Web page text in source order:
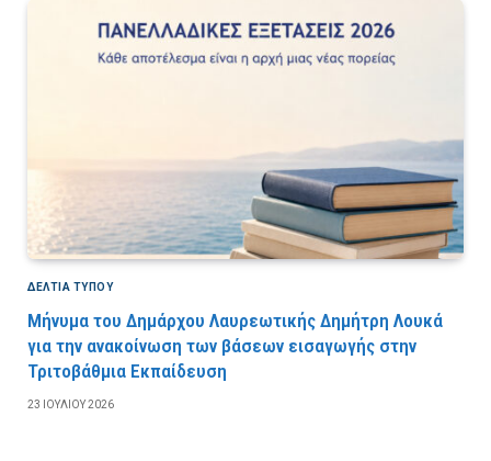
ΔΕΛΤΙΑ ΤΥΠΟΥ
Μήνυμα του Δημάρχου Λαυρεωτικής Δημήτρη Λουκά
για την ανακοίνωση των βάσεων εισαγωγής στην
Τριτοβάθμια Εκπαίδευση
23 ΙΟΥΛΊΟΥ 2026